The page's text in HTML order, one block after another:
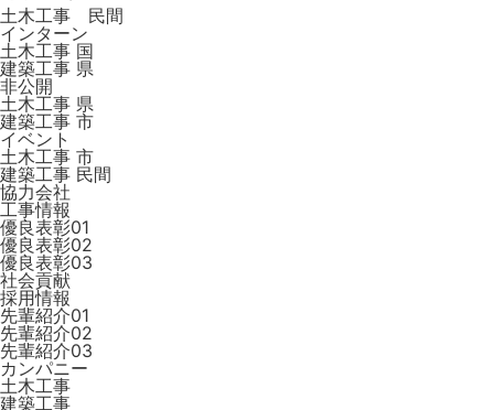
土木工事 民間
インターン
土木工事 国
建築工事 県
非公開
土木工事 県
建築工事 市
イベント
土木工事 市
建築工事 ⺠間
協力会社
工事情報
優良表彰01
優良表彰02
優良表彰03
社会貢献
採用情報
先輩紹介01
先輩紹介02
先輩紹介03
カンパニー
土木工事
建築工事